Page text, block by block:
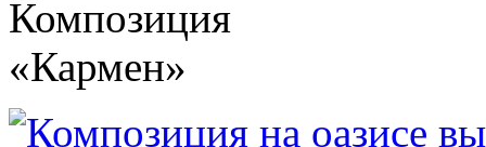
Композиция
«Кармен»